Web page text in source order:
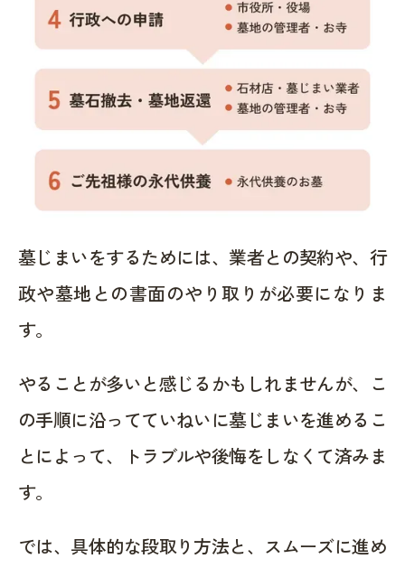
墓じまいをするためには、業者との契約や、行
政や墓地との書面のやり取りが必要になりま
す。
やることが多いと感じるかもしれませんが、こ
の手順に沿ってていねいに墓じまいを進めるこ
とによって、トラブルや後悔をしなくて済みま
す。
では、具体的な段取り方法と、スムーズに進め